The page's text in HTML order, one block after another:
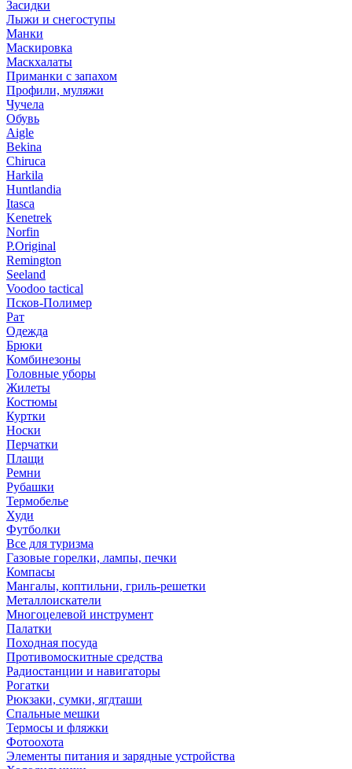
Засидки
Лыжи и снегоступы
Манки
Маскировка
Маскхалаты
Приманки с запахом
Профили, муляжи
Чучела
Обувь
Aigle
Bekina
Chiruсa
Harkila
Huntlandia
Itasca
Kenetrek
Norfin
P.Original
Remington
Seeland
Voodoo tactical
Псков-Полимер
Рат
Одежда
Брюки
Комбинезоны
Головные уборы
Жилеты
Костюмы
Куртки
Носки
Перчатки
Плащи
Ремни
Рубашки
Термобелье
Худи
Футболки
Все для туризма
Газовые горелки, лампы, печки
Компасы
Мангалы, коптильни, гриль-решетки
Металлоискатели
Многоцелевой инструмент
Палатки
Походная посуда
Противомоскитные средства
Радиостанции и навигаторы
Рогатки
Рюкзаки, сумки, ягдташи
Спальные мешки
Термосы и фляжки
Фотоохота
Элементы питания и зарядные устройства